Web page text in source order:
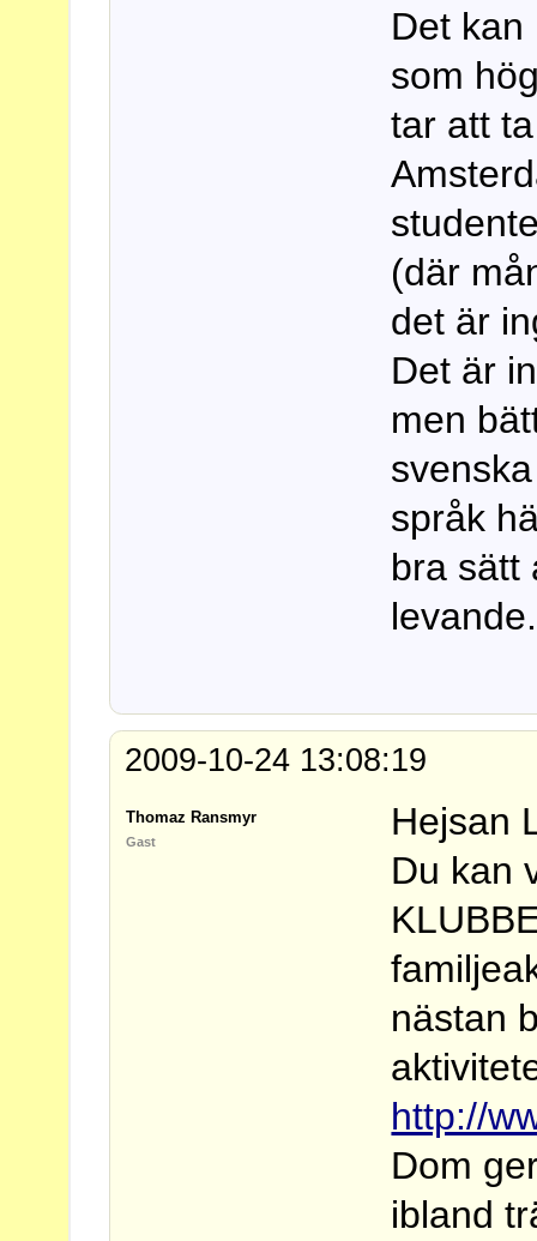
Det
som
tar att
(där
det är
Det är
men
språk
bra sätt
levande.
2009-10-24 13:08:19
Thomaz Ransmyr
Gast
Hejsan
Du kan
nästan
http://
Dom
ibland